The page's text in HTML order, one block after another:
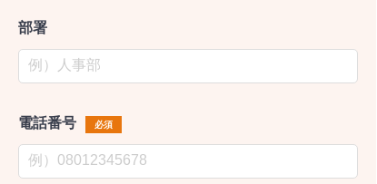
部署
電話番号 必須